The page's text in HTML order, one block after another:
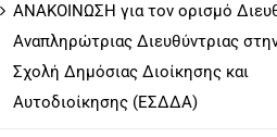
ΑΝΑΚΟΙΝΩΣΗ για τον ορισμό
Αναπληρώτριας Διευθύντριας
Σχολή Δημόσιας Διοίκησης και
Αυτοδιοίκησης (ΕΣΔΔΑ)